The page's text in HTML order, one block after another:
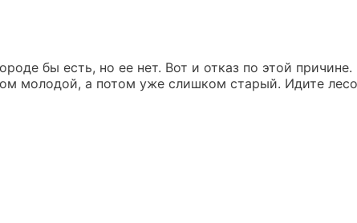
бы есть, но ее нет. Вот и отказ по этой
молодой, а потом уже слишком старый. Идите